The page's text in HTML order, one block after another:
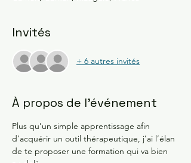
Invités
+ 6 autres invités
À propos de l'événement
Plus qu’un simple apprentissage afin
d’acquérir un outil thérapeutique, j’ai l’élan
de te proposer une formation qui va bien